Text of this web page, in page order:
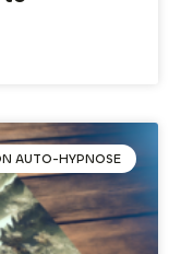
AUTO-HYPNOSE